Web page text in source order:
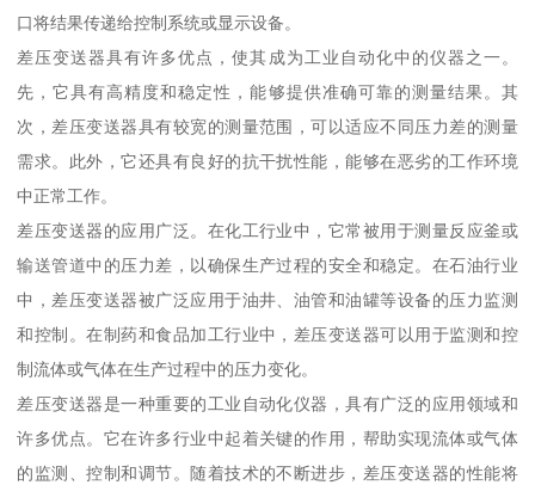
口将结果传递给控制系统或显示设备。
差压变送器具有许多优点，使其成为工业自动化中的仪器之一。
先，它具有高精度和稳定性，能够提供准确可靠的测量结果。其
次，差压变送器具有较宽的测量范围，可以适应不同压力差的测量
需求。此外，它还具有良好的抗干扰性能，能够在恶劣的工作环境
中正常工作。
差压变送器的应用广泛。在化工行业中，它常被用于测量反应釜或
输送管道中的压力差，以确保生产过程的安全和稳定。在石油行业
中，差压变送器被广泛应用于油井、油管和油罐等设备的压力监测
和控制。在制药和食品加工行业中，差压变送器可以用于监测和控
制流体或气体在生产过程中的压力变化。
差压变送器是一种重要的工业自动化仪器，具有广泛的应用领域和
许多优点。它在许多行业中起着关键的作用，帮助实现流体或气体
的监测、控制和调节。随着技术的不断进步，差压变送器的性能将